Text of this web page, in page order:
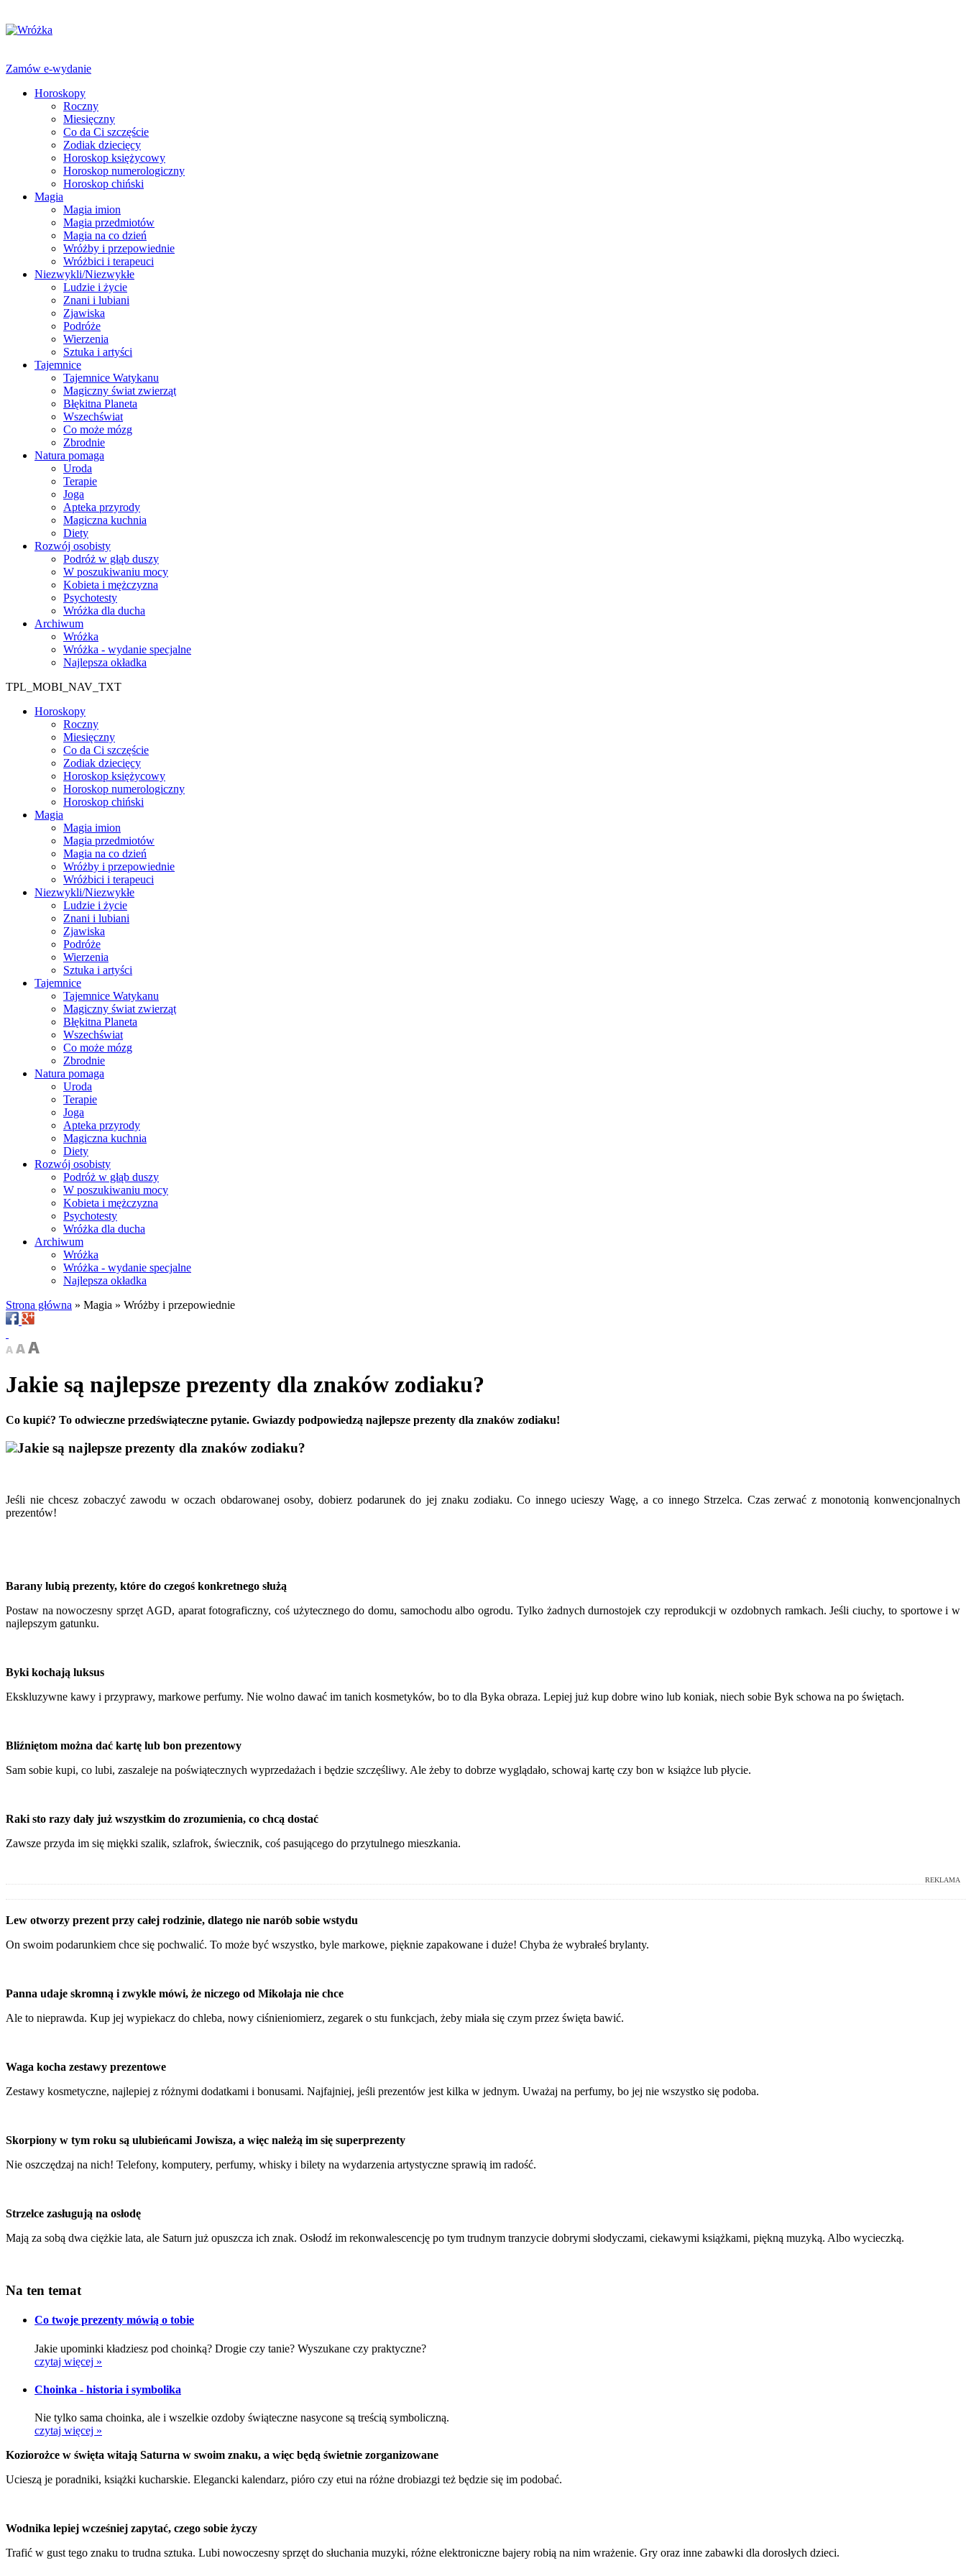
Zamów e-wydanie
Horoskopy
Roczny
Miesięczny
Co da Ci szczęście
Zodiak dziecięcy
Horoskop księżycowy
Horoskop numerologiczny
Horoskop chiński
Magia
Magia imion
Magia przedmiotów
Magia na co dzień
Wróżby i przepowiednie
Wróżbici i terapeuci
Niezwykli/Niezwykłe
Ludzie i życie
Znani i lubiani
Zjawiska
Podróże
Wierzenia
Sztuka i artyści
Tajemnice
Tajemnice Watykanu
Magiczny świat zwierząt
Błękitna Planeta
Wszechświat
Co może mózg
Zbrodnie
Natura pomaga
Uroda
Terapie
Joga
Apteka przyrody
Magiczna kuchnia
Diety
Rozwój osobisty
Podróż w głąb duszy
W poszukiwaniu mocy
Kobieta i mężczyzna
Psychotesty
Wróżka dla ducha
Archiwum
Wróżka
Wróżka - wydanie specjalne
Najlepsza okładka
TPL_MOBI_NAV_TXT
Horoskopy
Roczny
Miesięczny
Co da Ci szczęście
Zodiak dziecięcy
Horoskop księżycowy
Horoskop numerologiczny
Horoskop chiński
Magia
Magia imion
Magia przedmiotów
Magia na co dzień
Wróżby i przepowiednie
Wróżbici i terapeuci
Niezwykli/Niezwykłe
Ludzie i życie
Znani i lubiani
Zjawiska
Podróże
Wierzenia
Sztuka i artyści
Tajemnice
Tajemnice Watykanu
Magiczny świat zwierząt
Błękitna Planeta
Wszechświat
Co może mózg
Zbrodnie
Natura pomaga
Uroda
Terapie
Joga
Apteka przyrody
Magiczna kuchnia
Diety
Rozwój osobisty
Podróż w głąb duszy
W poszukiwaniu mocy
Kobieta i mężczyzna
Psychotesty
Wróżka dla ducha
Archiwum
Wróżka
Wróżka - wydanie specjalne
Najlepsza okładka
Strona główna » Magia » Wróżby i przepowiednie
Jakie są najlepsze prezenty dla znaków zodiaku?
Co kupić? To odwieczne przedświąteczne pytanie. Gwiazdy podpowiedzą najlepsze prezenty dla znaków zodiaku!
Jakie są najlepsze prezenty dla znaków zodiaku?
Jeśli nie chcesz zobaczyć zawodu w oczach obdarowanej osoby, dobierz podarunek do jej znaku zodiaku. Co innego ucieszy Wagę, a co innego Strzelca. Czas zerwać z monotonią konwencjonalnych
prezentów!
Barany lubią prezenty, które do czegoś konkretnego służą
Postaw na nowoczesny sprzęt AGD, aparat fotograficzny, coś użytecznego do domu, samochodu albo ogrodu. Tylko żadnych durnostojek czy reprodukcji w ozdobnych ramkach. Jeśli ciuchy, to sportowe i w
najlepszym gatunku.
Byki kochają luksus
Ekskluzywne kawy i przyprawy, markowe perfumy. Nie wolno dawać im tanich kosmetyków, bo to dla Byka obraza. Lepiej już kup dobre wino lub koniak, niech sobie Byk schowa na po świętach.
Bliźniętom można dać kartę lub bon prezentowy
Sam sobie kupi, co lubi, zaszaleje na poświątecznych wyprzedażach i będzie szczęśliwy. Ale żeby to dobrze wyglądało, schowaj kartę czy bon w książce lub płycie.
Raki sto razy dały już wszystkim do zrozumienia, co chcą dostać
Zawsze przyda im się miękki szalik, szlafrok, świecznik, coś pasującego do przytulnego mieszkania.
REKLAMA
Lew otworzy prezent przy całej rodzinie, dlatego nie narób sobie wstydu
On swoim podarunkiem chce się pochwalić. To może być wszystko, byle markowe, pięknie zapakowane i duże! Chyba że wybrałeś brylanty.
Panna udaje skromną i zwykle mówi, że niczego od Mikołaja nie chce
Ale to nieprawda. Kup jej wypiekacz do chleba, nowy ciśnieniomierz, zegarek o stu funkcjach, żeby miała się czym przez święta bawić.
Waga kocha zestawy prezentowe
Zestawy kosmetyczne, najlepiej z różnymi dodatkami i bonusami. Najfajniej, jeśli prezentów jest kilka w jednym. Uważaj na perfumy, bo jej nie wszystko się podoba.
Skorpiony w tym roku są ulubieńcami Jowisza, a więc należą im się superprezenty
Nie oszczędzaj na nich! Telefony, komputery, perfumy, whisky i bilety na wydarzenia artystyczne sprawią im radość.
Strzelce zasługują na osłodę
Mają za sobą dwa ciężkie lata, ale Saturn już opuszcza ich znak. Osłodź im rekonwalescencję po tym trudnym tranzycie dobrymi słodyczami, ciekawymi książkami, piękną muzyką. Albo wycieczką.
Na ten temat
Co twoje prezenty mówią o tobie
Jakie upominki kładziesz pod choinką? Drogie czy tanie? Wyszukane czy praktyczne?
czytaj więcej »
Choinka - historia i symbolika
Nie tylko sama choinka, ale i wszelkie ozdoby świąteczne nasycone są treścią symboliczną.
czytaj więcej »
Koziorożce w święta witają Saturna w swoim znaku, a więc będą świetnie zorganizowane
Ucieszą je poradniki, książki kucharskie. Elegancki kalendarz, pióro czy etui na różne drobiazgi też będzie się im podobać.
Wodnika lepiej wcześniej zapytać, czego sobie życzy
Trafić w gust tego znaku to trudna sztuka. Lubi nowoczesny sprzęt do słuchania muzyki, różne elektroniczne bajery robią na nim wrażenie. Gry oraz inne zabawki dla dorosłych dzieci.